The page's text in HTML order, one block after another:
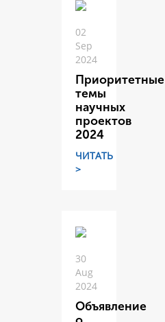
02
Sep
2024
Приоритетные
темы
научных
проектов
2024
ЧИТАТЬ
>
30
Aug
2024
Объявление